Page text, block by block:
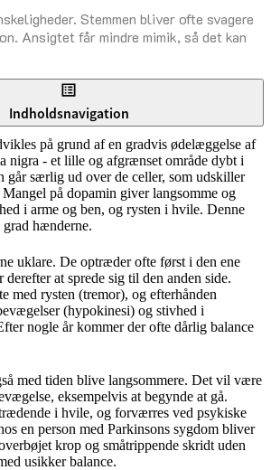
Stemmen bliver ofte svagere
Ansigtet får mindre mimik, så det kan
Indholdsnavigation
på grund af en gradvis ødelæggelse af
nigra - et lille og afgrænset område dybt i
går særlig ud over de celler, som udskiller
på dopamin giver langsomme og
i arme og ben, og rysten i hvile. Denne
hænderne.
uklare. De optræder ofte først i den ene
at sprede sig til den anden side.
med rysten (tremor), og efterhånden
(hypokinesi) og stivhed i
nogle år kommer der ofte dårlig balance
med tiden blive langsommere. Det vil være
eksempelvis at begynde at gå.
i hvile, og forværres ved psykiske
en person med Parkinsons sygdom bliver
krop og småtrippende skridt uden
usikker balance.